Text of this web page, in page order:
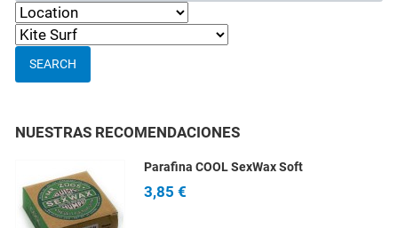
SEARCH
NUESTRAS RECOMENDACIONES
Parafina COOL SexWax Soft
3,85 €